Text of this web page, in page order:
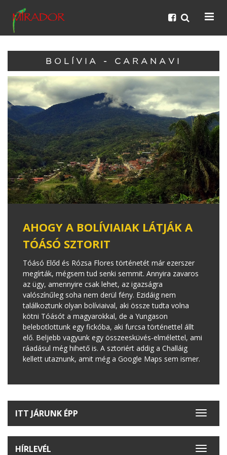
BOLÍVIA - CARANAVI
AHOGY A BOLÍVIAIAK LÁTJÁK A
TÓÁSÓ SZTORIT
Tóásó Előd és Rózsa Flores történetét már ezerszer
megírták, mégsem tud senki semmit. Annyira zavaros
az ügy, amennyire csak lehet, az igazságra
valószínűleg soha nem derül fény. Ezidáig nem
találkoztunk olyan bolíviaival, aki össze tudta volna
kötni Tóásót a magyarokkal, de a Yungason
belebotlottunk egy fickóba, aki furcsa történettel állt
elő. Beljebb vagyunk egy összeesküvés-elmélettel, ami
ráadásul még hihető is. A sztoriért addig a Challáig
kellett utaznunk, amit még a Google Maps sem ismer.
Toggle
ITT JÁRUNK ÉPP
Toggle
HÍRLEVÉL